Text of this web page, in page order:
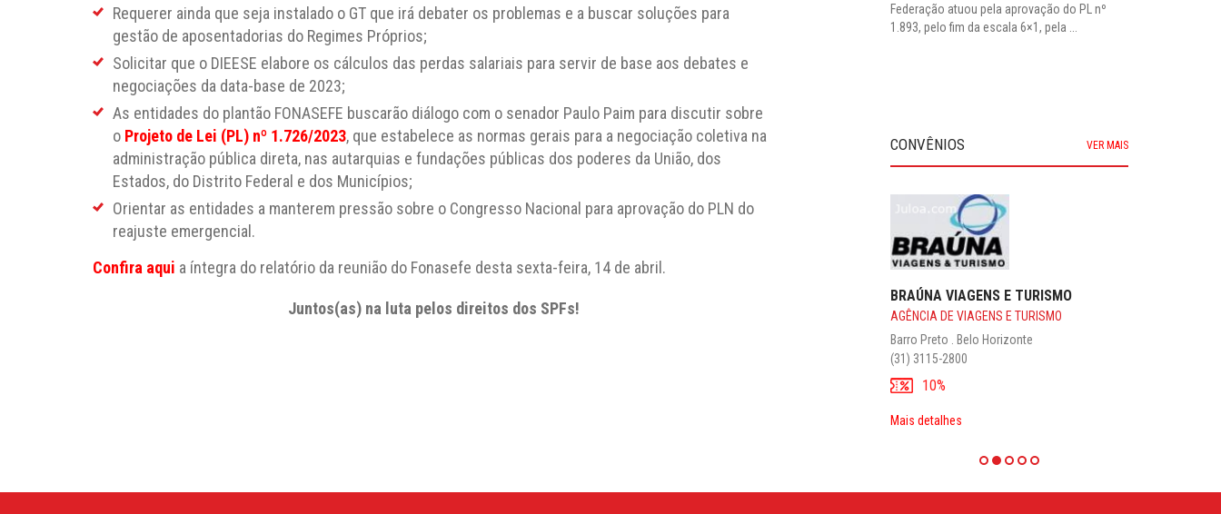
Requerer ainda que seja instalado o GT que irá debater os problemas e a buscar soluções para
gestão de aposentadorias do Regimes Próprios;
Solicitar que o DIEESE elabore os cálculos das perdas salariais para servir de base aos debates e
negociações da data-base de 2023;
As entidades do plantão FONASEFE buscarão diálogo com o senador Paulo Paim para discutir sobre
o Projeto de Lei (PL) nº 1.726/2023, que estabelece as normas gerais para a negociação coletiva na
administração pública direta, nas autarquias e fundações públicas dos poderes da União, dos
Estados, do Distrito Federal e dos Municípios;
Orientar as entidades a manterem pressão sobre o Congresso Nacional para aprovação do PLN do
reajuste emergencial.
Confira aqui a íntegra do relatório da reunião do Fonasefe desta sexta-feira, 14 de abril.
Juntos(as) na luta pelos direitos dos SPFs!
Federação atuou pela aprovação do PL nº
1.893, pelo fim da escala 6×1, pela ...
CONVÊNIOS VER MAIS
BRAÚNA VIAGENS E TURISMO
AGÊNCIA DE VIAGENS E TURISMO
Barro Preto . Belo Horizonte
(31) 3115-2800
10%
Mais detalhes